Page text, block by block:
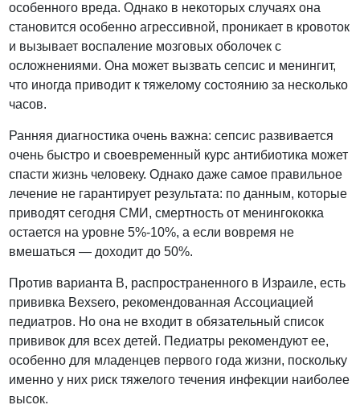
особенного вреда. Однако в некоторых случаях она
становится особенно агрессивной, проникает в кровоток
и вызывает воспаление мозговых оболочек с
осложнениями. Она может вызвать сепсис и менингит,
что иногда приводит к тяжелому состоянию за несколько
часов.
Ранняя диагностика очень важна: сепсис развивается
очень быстро и своевременный курс антибиотика может
спасти жизнь человеку. Однако даже самое правильное
лечение не гарантирует результата: по данным, которые
приводят сегодня СМИ, смертность от менингококка
остается на уровне 5%-10%, а если вовремя не
вмешаться — доходит до 50%.
Против варианта В, распространенного в Израиле, есть
прививка Bexsero, рекомендованная Ассоциацией
педиатров. Но она не входит в обязательный список
прививок для всех детей. Педиатры рекомендуют ее,
особенно для младенцев первого года жизни, поскольку
именно у них риск тяжелого течения инфекции наиболее
высок.